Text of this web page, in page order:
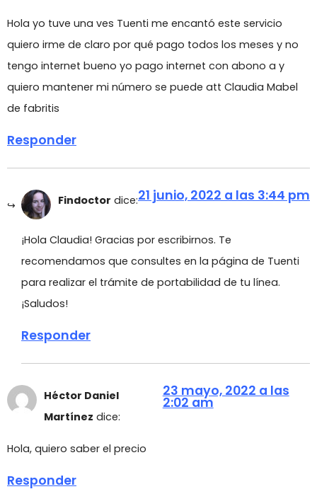
Hola yo tuve una ves Tuenti me encantó este servicio
quiero irme de claro por qué pago todos los meses y no
tengo internet bueno yo pago internet con abono a y
quiero mantener mi número se puede att Claudia Mabel
de fabritis
Responder
Findoctor dice:21 junio, 2022 a las 3:44 pm
¡Hola Claudia! Gracias por escribirnos. Te
recomendamos que consultes en la página de Tuenti
para realizar el trámite de portabilidad de tu línea.
¡Saludos!
Responder
Héctor Daniel
Martínez dice:
23 mayo, 2022 a las
2:02 am
Hola, quiero saber el precio
Responder